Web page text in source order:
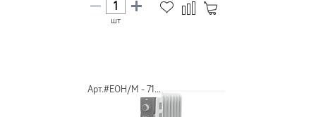
шт
Арт.#EOH/M - 71...